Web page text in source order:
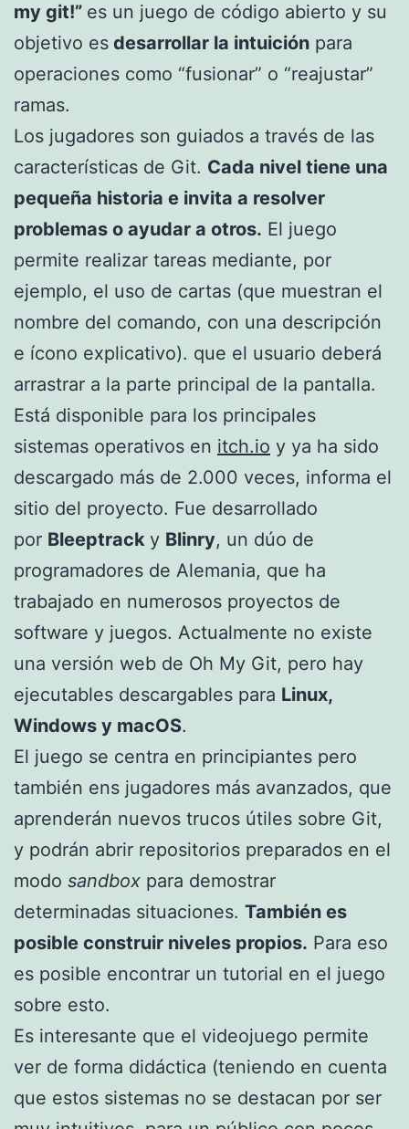
my git!” es un juego de código abierto y su
objetivo es desarrollar la intuición para
operaciones como “fusionar” o “reajustar”
ramas.
Los jugadores son guiados a través de las
características de Git. Cada nivel tiene una
pequeña historia e invita a resolver
problemas o ayudar a otros. El juego
permite realizar tareas mediante, por
ejemplo, el uso de cartas (que muestran el
nombre del comando, con una descripción
e ícono explicativo). que el usuario deberá
arrastrar a la parte principal de la pantalla.
Está disponible para los principales
sistemas operativos en itch.io y ya ha sido
descargado más de 2.000 veces, informa el
sitio del proyecto. Fue desarrollado
por Bleeptrack y Blinry, un dúo de
programadores de Alemania, que ha
trabajado en numerosos proyectos de
software y juegos. Actualmente no existe
una versión web de Oh My Git, pero hay
ejecutables descargables para Linux,
Windows y macOS.
El juego se centra en principiantes pero
también ens jugadores más avanzados, que
aprenderán nuevos trucos útiles sobre Git,
y podrán abrir repositorios preparados en el
modo sandbox para demostrar
determinadas situaciones. También es
posible construir niveles propios. Para eso
es posible encontrar un tutorial en el juego
sobre esto.
Es interesante que el videojuego permite
ver de forma didáctica (teniendo en cuenta
que estos sistemas no se destacan por ser